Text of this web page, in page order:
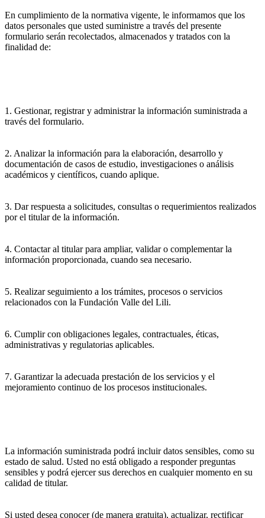
En cumplimiento de la normativa vigente, le informamos que los
datos personales que usted suministre a través del presente
formulario serán recolectados, almacenados y tratados con la
finalidad de:
1. Gestionar, registrar y administrar la información suministrada a
través del formulario.
2. Analizar la información para la elaboración, desarrollo y
documentación de casos de estudio, investigaciones o análisis
académicos y científicos, cuando aplique.
3. Dar respuesta a solicitudes, consultas o requerimientos realizados
por el titular de la información.
4. Contactar al titular para ampliar, validar o complementar la
información proporcionada, cuando sea necesario.
5. Realizar seguimiento a los trámites, procesos o servicios
relacionados con la Fundación Valle del Lili.
6. Cumplir con obligaciones legales, contractuales, éticas,
administrativas y regulatorias aplicables.
7. Garantizar la adecuada prestación de los servicios y el
mejoramiento continuo de los procesos institucionales.
La información suministrada podrá incluir datos sensibles, como su
estado de salud. Usted no está obligado a responder preguntas
sensibles y podrá ejercer sus derechos en cualquier momento en su
calidad de titular.
Si usted desea conocer (de manera gratuita), actualizar, rectificar